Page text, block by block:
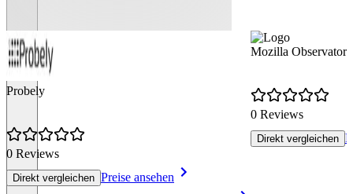
Probely
0 Reviews
Direkt vergleichen Preise ansehen
Mozilla Observatory
0 Reviews
Direkt vergleichen